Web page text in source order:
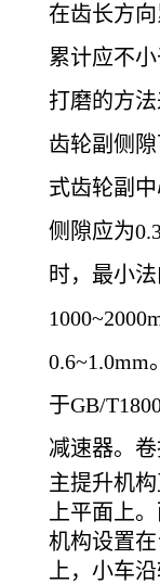
在齿长方
累计应不
打磨的方
齿轮副侧
式齿轮副
侧隙应为
时，最小
于GB/
减速器。
主提升机
上平面上
机构设置
上，小车